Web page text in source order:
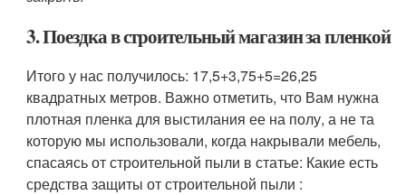
3. Поездка в строительный магазин за пленкой
Итого у нас получилось: 17,5+3,75+5=26,25
квадратных метров. Важно отметить, что Вам нужна
плотная пленка для выстилания ее на полу, а не та
которую мы использовали, когда накрывали мебель,
спасаясь от строительной пыли в статье: Какие есть
средства защиты от строительной пыли :